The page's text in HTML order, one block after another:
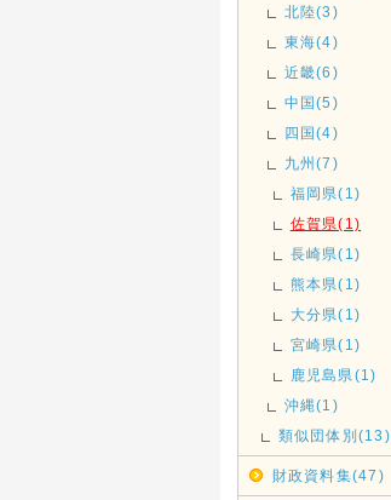
北陸(3)
東海(4)
近畿(6)
中国(5)
四国(4)
九州(7)
福岡県(1)
佐賀県(1)
長崎県(1)
熊本県(1)
大分県(1)
宮崎県(1)
鹿児島県(1)
沖縄(1)
類似団体別(13)
財政資料集(47)